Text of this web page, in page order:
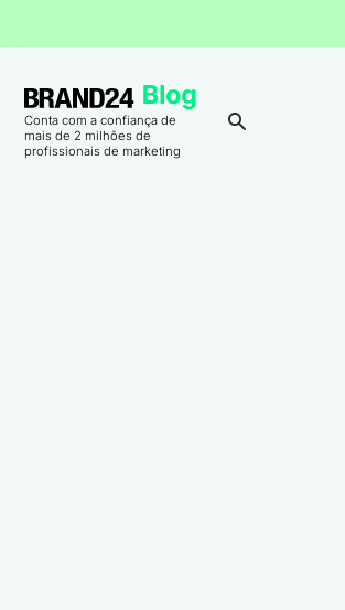
Conta com a confiança de
mais de 2 milhões de
profissionais de marketing